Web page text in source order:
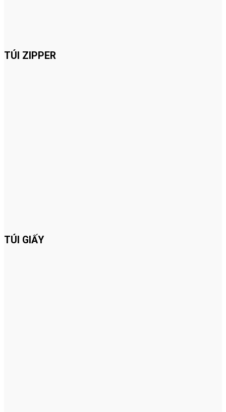
TÚI ZIPPER
TÚI GIẤY